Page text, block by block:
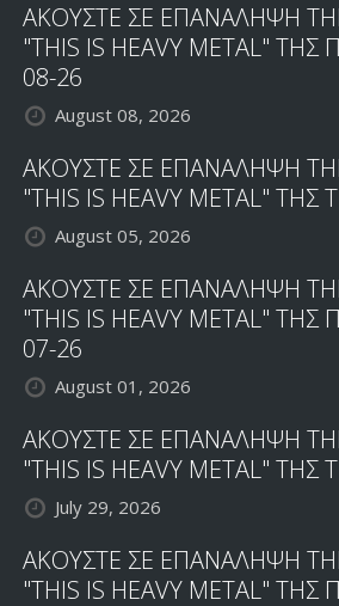
ΑΚΟΥΣΤΕ ΣΕ ΕΠΑΝΑΛΗΨΗ
"THIS IS HEAVY METAL"
08-26
August 08, 2026
ΑΚΟΥΣΤΕ ΣΕ ΕΠΑΝΑΛΗΨΗ
"THIS IS HEAVY METAL" ΤΗΣ
August 05, 2026
ΑΚΟΥΣΤΕ ΣΕ ΕΠΑΝΑΛΗΨΗ
"THIS IS HEAVY METAL"
07-26
August 01, 2026
ΑΚΟΥΣΤΕ ΣΕ ΕΠΑΝΑΛΗΨΗ
"THIS IS HEAVY METAL" ΤΗΣ
July 29, 2026
ΑΚΟΥΣΤΕ ΣΕ ΕΠΑΝΑΛΗΨΗ
"THIS IS HEAVY METAL"